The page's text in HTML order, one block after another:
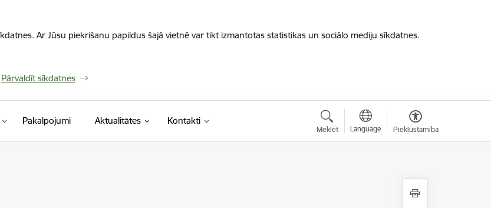
Ar Jūsu piekrišanu papildus šajā vietnē var tikt izmantotas statistikas un sociālo mediju sīkdatnes.
Pārvaldīt sīkdatnes
Pakalpojumi Aktualitātes Kontakti
Meklēt Language Piekļūstamība